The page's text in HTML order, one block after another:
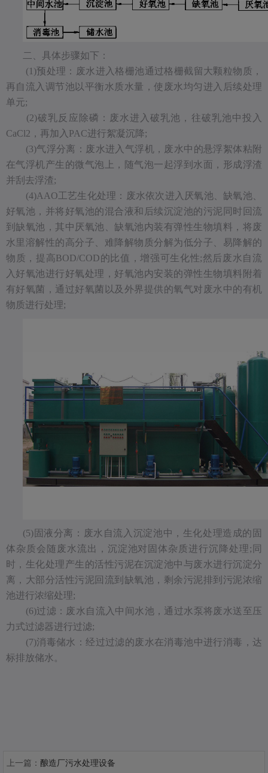
二、具体步骤如下：
(1)预处理：废水进入格栅池通过格栅截留大颗粒物质，
再自流入调节池以平衡水质水量，使废水均匀进入后续处理
单元;
(2)破乳反应除磷：废水进入破乳池，往破乳池中投入
CaCl2，再加入PAC进行絮凝沉降;
(3)气浮分离：废水进入气浮机，废水中的悬浮絮体粘附
在气浮机产生的微气泡上，随气泡一起浮到水面，形成浮渣
并刮去浮渣;
(4)AAO工艺生化处理：废水依次进入厌氧池、缺氧池、
好氧池，并将好氧池的混合液和后续沉淀池的污泥同时回流
到缺氧池，其中厌氧池、缺氧池内装有弹性生物填料，将废
水里溶解性的高分子、难降解物质分解为低分子、易降解的
物质，提高BOD/COD的比值，增强可生化性;然后废水自流
入好氧池进行好氧处理，好氧池内安装的弹性生物填料附着
有好氧菌，通过好氧菌以及外界提供的氧气对废水中的有机
物质进行处理;
(5)固液分离：废水自流入沉淀池中，生化处理造成的固
体杂质会随废水流出，沉淀池对固体杂质进行沉降处理;同
时，生化处理产生的活性污泥在沉淀池中与废水进行沉淀分
离，大部分活性污泥回流到缺氧池，剩余污泥排到污泥浓缩
池进行浓缩处理;
(6)过滤：废水自流入中间水池，通过水泵将废水送至压
力式过滤器进行过滤;
(7)消毒储水：经过过滤的废水在消毒池中进行消毒，达
标排放储水。
上一篇： 酿造厂污水处理设备